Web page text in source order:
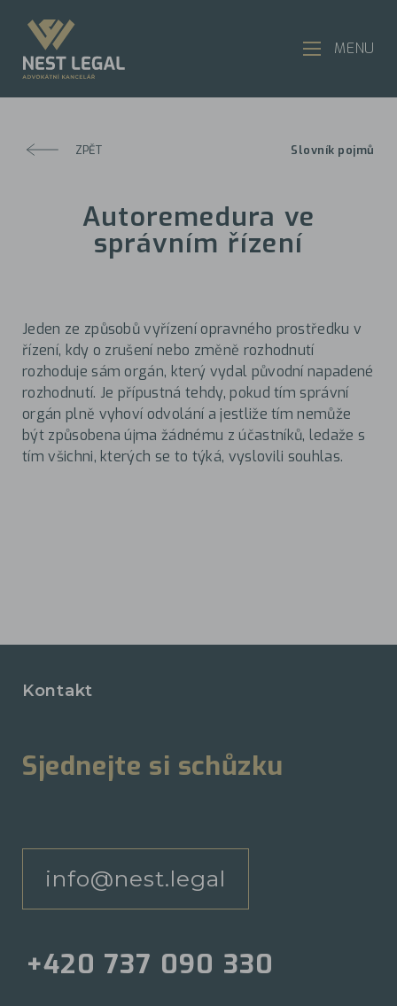
ZPĚT Slovník pojmů
Autoremedura ve
správním řízení
Jeden ze způsobů vyřízení opravného prostředku v
řízení, kdy o zrušení nebo změně rozhodnutí
rozhoduje sám orgán, který vydal původní napadené
rozhodnutí. Je přípustná tehdy, pokud tím správní
orgán plně vyhoví odvolání a jestliže tím nemůže
být způsobena újma žádnému z účastníků, ledaže s
tím všichni, kterých se to týká, vyslovili souhlas.
Kontakt
Sjednejte si schůzku
info@nest.legal
+420 737 090 330
MENU